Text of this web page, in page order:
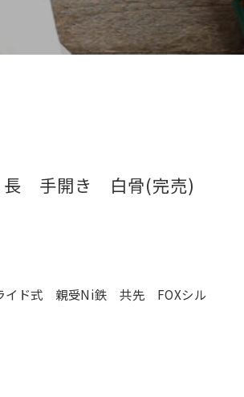
手開き 白骨(完売)
イド式 親受Ni鉄 共先 FOXシル